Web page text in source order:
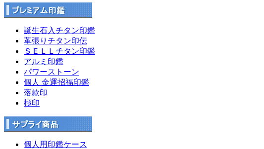
誕生石入チタン印鑑
革張りチタン印伝
ＳＥＬＬチタン印鑑
アルミ印鑑
パワーストーン
個人 金運招福印鑑
落款印
極印
個人用印鑑ケース